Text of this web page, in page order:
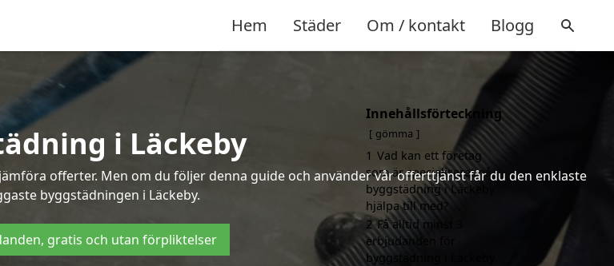
Hem Städer Om / kontakt Blogg
i Läckeby
offerter. Men om du följer denna guide och använder vår offerttjänst får du den enklaste
byggstädningen i Läckeby.
gratis och utan förpliktelser
Innehållsförteckning
gömma
1 Vad kan ett företag
som är specialiserat på
byggstädning i Läckeby
hjälpa till med?
2 Få alltid minst 3
erbjudanden för
byggstädning i Läckeby